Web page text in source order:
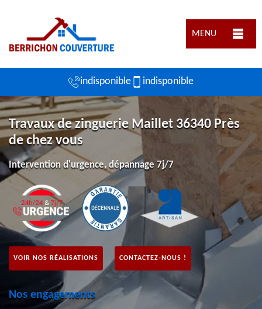
MENU
indisponible indisponible
Travaux de zinguerie Maillet 36340 Près
de chez vous
Intervention d'urgence, dépannage 7j/7
VOIR NOS RÉALISATIONS CONTACTEZ-NOUS !
Nos engagements